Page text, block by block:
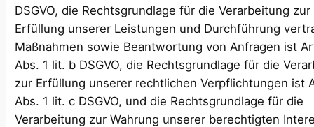
DSGVO, die Rechtsgrundlage für die Verarbeitung zur
Erfüllung unserer Leistungen und Durchführung
Maßnahmen sowie Beantwortung von Anfragen ist
Abs. 1 lit. b DSGVO, die Rechtsgrundlage für die
zur Erfüllung unserer rechtlichen Verpflichtungen ist
Abs. 1 lit. c DSGVO, und die Rechtsgrundlage für die
Verarbeitung zur Wahrung unserer berechtigten